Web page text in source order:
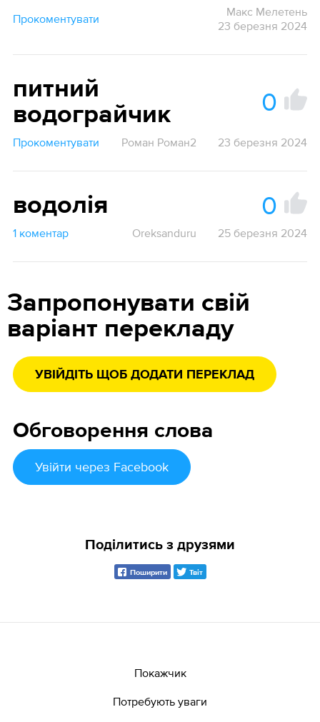
Прокоментувати
Макс Мелетень
23 березня 2024
питний
водограйчик
0
Прокоментувати Роман Роман2 23 березня 2024
водолія 0
1 коментар Oreksanduru 25 березня 2024
Запропонувати свій
варіант перекладу
УВІЙДІТЬ ЩОБ ДОДАТИ ПЕРЕКЛАД
Обговорення слова
Увійти через Facebook
Поділитись з друзями
Поширити Твіт
Покажчик
Потребують уваги